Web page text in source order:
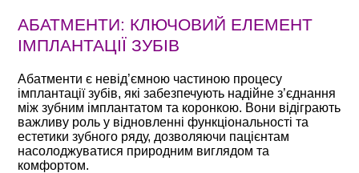
АБАТМЕНТИ: КЛЮЧОВИЙ ЕЛЕМЕНТ
ІМПЛАНТАЦІЇ ЗУБІВ
Абатменти є невід’ємною частиною процесу
імплантації зубів, які забезпечують надійне з’єднання
між зубним імплантатом та коронкою. Вони відіграють
важливу роль у відновленні функціональності та
естетики зубного ряду, дозволяючи пацієнтам
насолоджуватися природним виглядом та
комфортом.